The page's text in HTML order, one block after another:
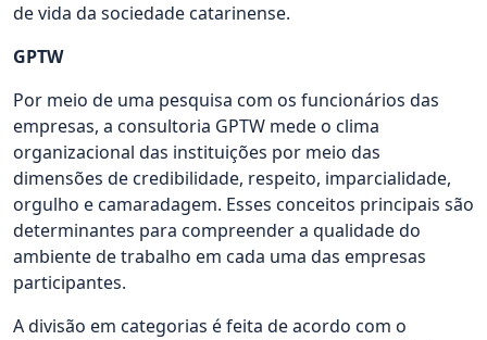
de vida da sociedade catarinense.
GPTW
Por meio de uma pesquisa com os funcionários das
empresas, a consultoria GPTW mede o clima
organizacional das instituições por meio das
dimensões de credibilidade, respeito, imparcialidade,
orgulho e camaradagem. Esses conceitos principais são
determinantes para compreender a qualidade do
ambiente de trabalho em cada uma das empresas
participantes.
A divisão em categorias é feita de acordo com o